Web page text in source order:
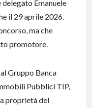
Emanuele
il 29 aprile 2026.
ma che
promotore.
Gruppo Banca
Pubblici TIP,
proprietà del